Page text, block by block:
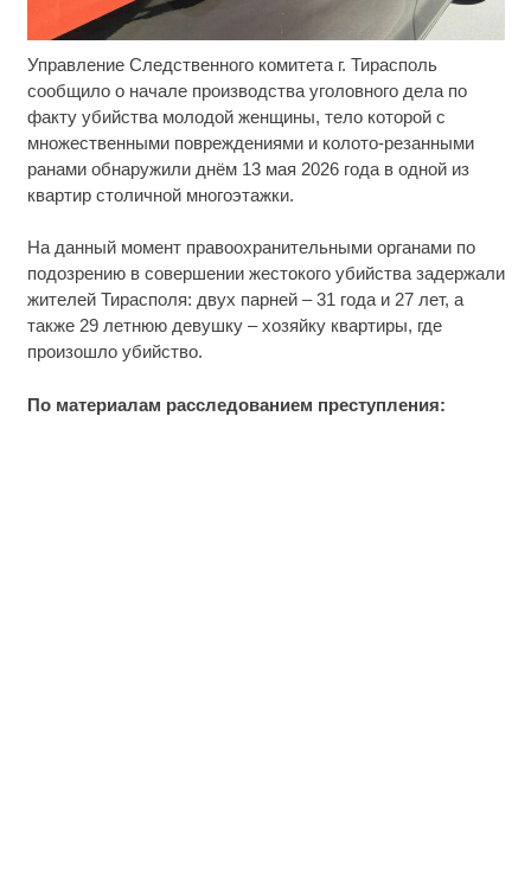
Управление Следственного комитета г. Тирасполь
сообщило о начале производства уголовного дела по
факту убийства молодой женщины, тело которой с
множественными повреждениями и колото-резанными
ранами обнаружили днём 13 мая 2026 года в одной из
квартир столичной многоэтажки.
На данный момент правоохранительными органами по
подозрению в совершении жестокого убийства задержали
жителей Тирасполя: двух парней – 31 года и 27 лет, а
также 29 летнюю девушку – хозяйку квартиры, где
произошло убийство.
По материалам расследованием преступления:
Ролик длится несколько секунд, а смеяться вы
i
Скрытая камера на пляже Крыма: Что люди
вытворяют, когда их не видят...